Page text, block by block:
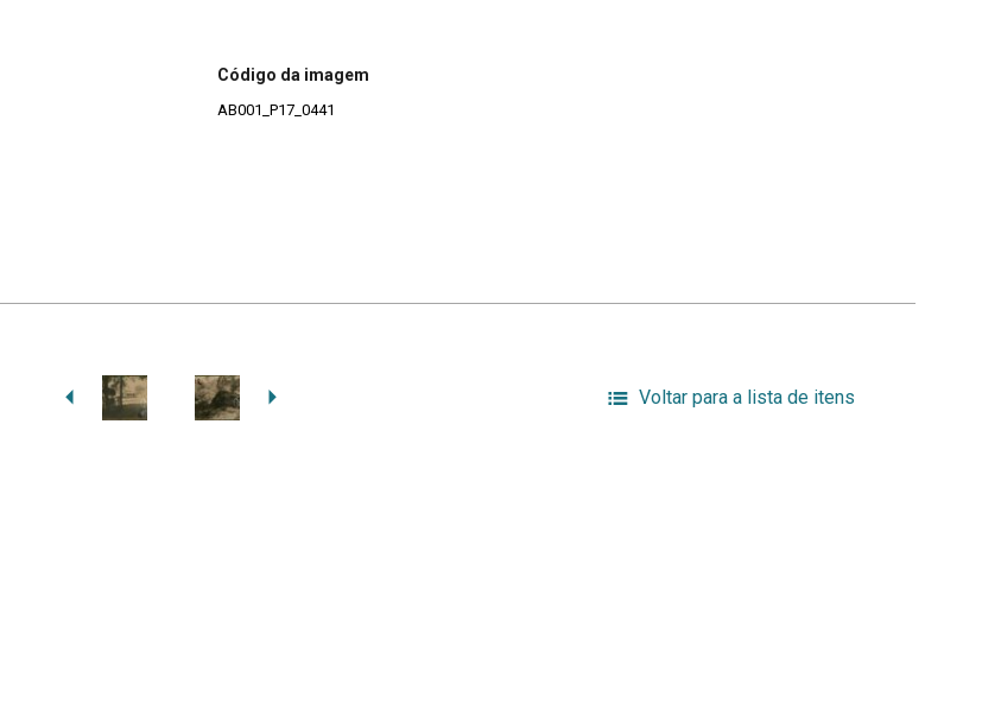
Código da imagem
AB001_P17_0441
Voltar para a lista de itens